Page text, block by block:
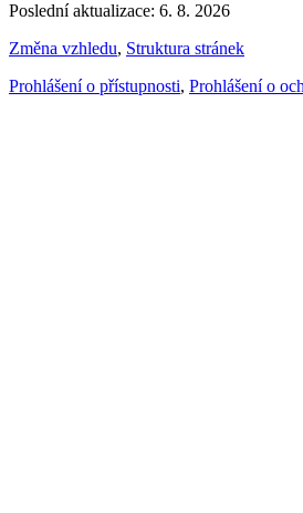
Poslední aktualizace: 6. 8. 2026
Změna vzhledu, Struktura stránek
Prohlášení o přístupnosti, Prohlášení o